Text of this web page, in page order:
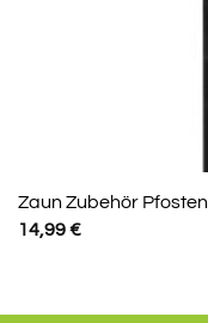
Zaun Zubehör
14,99€